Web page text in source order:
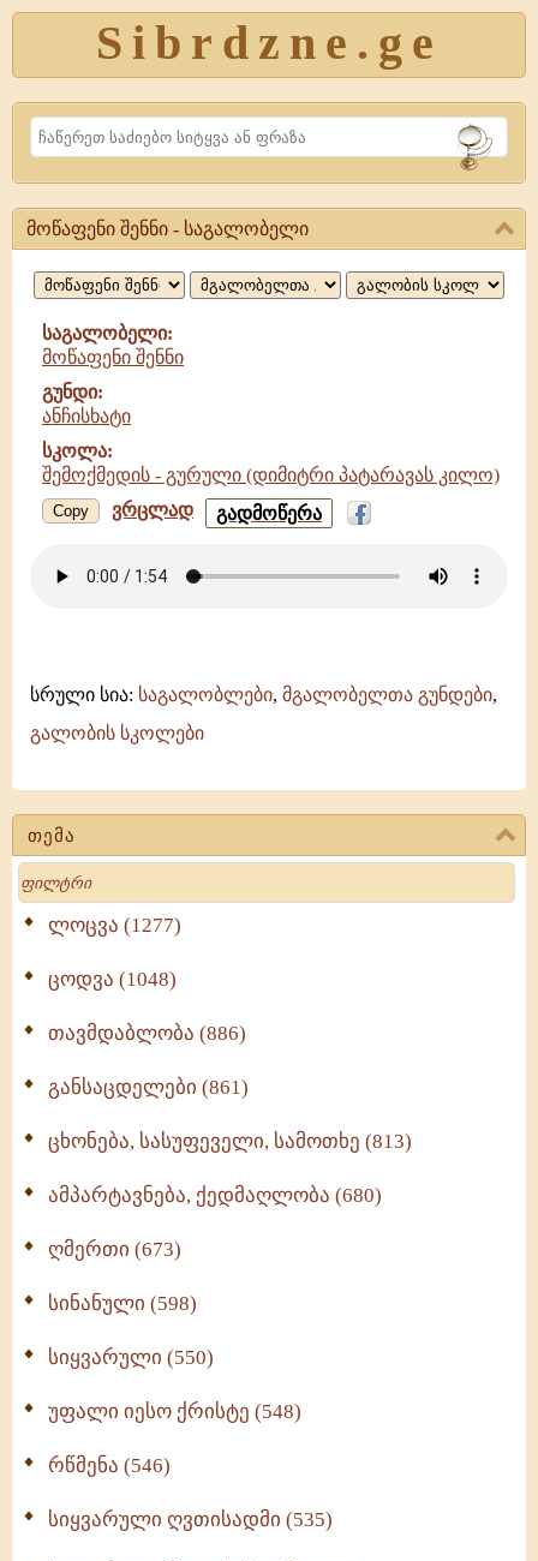
Sibrdzne.ge
Search
თემა
Search
ლოცვა (1277)
ცოდვა (1048)
თავმდაბლობა (886)
განსაცდელები (861)
ცხონება, სასუფეველი, სამოთხე (813)
ამპარტავნება, ქედმაღლობა (680)
ღმერთი (673)
სინანული (598)
სიყვარული (550)
უფალი იესო ქრისტე (548)
რწმენა (546)
სიყვარული ღვთისადმი (535)
მოწაფენი
შენნი,
საგალობელი
მოწაფენი შენნი - საგალობელი
საგალობელი:
მოწაფენი შენნი
გუნდი:
ანჩისხატი
სკოლა:
შემოქმედის - გურული (დიმიტრი პატარავას კილო)
Copy ვრცლად მოწაფენი
შენნი
ანჩისხატი
(დიმიტრი
პატარავას
კილო)
გადმოწერა
სრული სია: საგალობლები, მგალობელთა გუნდები,
გალობის სკოლები